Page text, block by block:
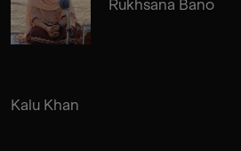
Rukhsana Bano
Kalu Khan